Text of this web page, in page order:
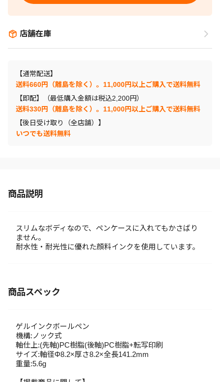
店舗在庫
【通常配送】
送料660円（離島を除く）。11,000円以上ご購入で送料無料
【即配】（最低購入金額は税込2,200円）
送料330円（離島を除く）。11,000円以上ご購入で送料無料
【後日受け取り（全店舗）】
いつでも送料無料
商品説明
スリムなボディなので、ペンケースに入れてもかさばり
ません。
耐水性・耐光性に優れた顔料インクを使用しています。
商品スペック
ゲルインクボールペン
機構:ノック式
軸仕上:(先軸)PC樹脂(後軸)PC樹脂+転写印刷
サイズ:軸径Φ8.2×厚さ8.2×全長141.2mm
重量:5.6g